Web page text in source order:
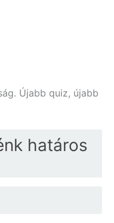
Újabb quiz, újabb
határos